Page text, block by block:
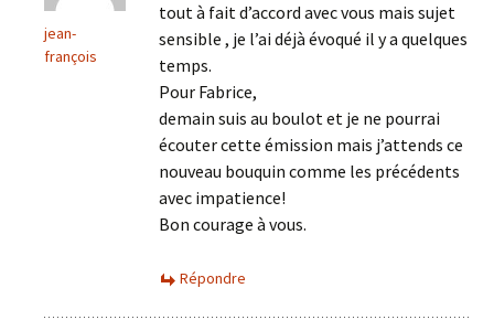
jean-
françois
tout à fait d’accord avec vous mais sujet
sensible , je l’ai déjà évoqué il y a quelques
temps.
Pour Fabrice,
demain suis au boulot et je ne pourrai
écouter cette émission mais j’attends ce
nouveau bouquin comme les précédents
avec impatience!
Bon courage à vous.
Répondre